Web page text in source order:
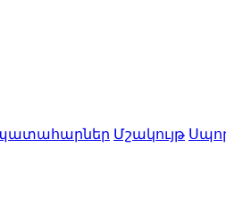
Մշակույթ